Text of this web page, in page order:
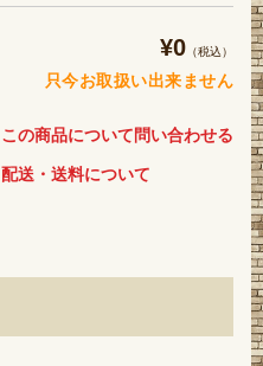
¥0 （税込）
只今お取扱い出来ません
この商品について問い合わせる
配送・送料について